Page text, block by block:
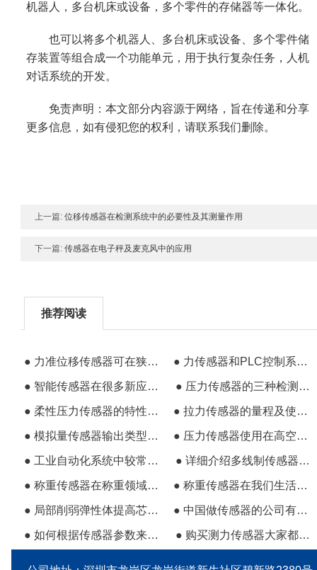
机器人，多台机床或设备，多个零件的存储器等一体化。
也可以将多个机器人、多台机床或设备、多个零件储
存装置等组合成一个功能单元，用于执行复杂任务，人机
对话系统的开发。
免责声明：本文部分内容源于网络，旨在传递和分享
更多信息，如有侵犯您的权利，请联系我们删除。
上一篇:位移传感器在检测系统中的必要性及其测量作用
下一篇:传感器在电子秤及麦克风中的应用
推荐阅读
● 力准位移传感器可在狭窄空间内轻松安装 ● 力传感器和PLC控制系统的接线方式
● 智能传感器在很多新应用场景的作用 ● 压力传感器的三种检测应用场景
● 柔性压力传感器的特性及其分类 ● 拉力传感器的量程及使用方法介绍
● 模拟量传感器输出类型一般是电流信号或电压信号 ● 压力传感器使用在高空作业中提高人员安全保护
● 工业自动化系统中较常用的压力传感器 ● 详细介绍多线制传感器的接线方法
● 称重传感器在称重领域应用的优越性 ● 称重传感器在我们生活中有哪些应用
● 局部削弱弹性体提高芯片应力水平的原理 ● 中国做传感器的公司有哪些比较好
● 如何根据传感器参数来选用合适的产品 ● 购买测力传感器大家都优先选择力准品牌